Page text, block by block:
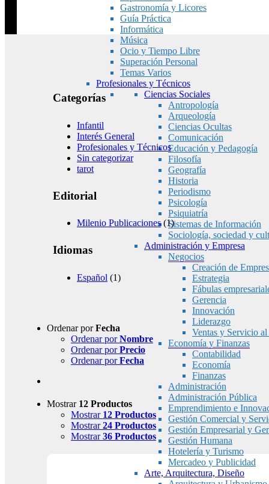
Gastronomía y Licores
Guía Práctica
Informática
Música
Ocio y Tiempo Libre
Superación Personal
Temas Varios
Profesionales y Técnicos
Ciencias Sociales
Antropología
Arqueología
Ciencias Ocultas
Comunicación
Educación y Pedagogía
Filosofía
Geografía
Historia
Periodismo
Psicología
Psiquiatría
Sistemas de Información
Sociología, sociedad y
Administración y Empresa
Negocios
Creación de
Estrategia
Fábulas
Gerencia
Innovación
Liderazgo
Ventas y Servicio
Economía y Finanzas
Contabilidad
Economía
Finanzas
Administración
Administración Pública
Emprendimiento e
Gestión Comercial y
Gestión Empresarial y
Gestión Humana
Hotelería y Turismo
Mercadeo y Publicidad
Arte, Arquitectura, Diseño
Categorías
Infantil
Interés General
Profesionales y Técnicos
Sin categorizar
tarot
Editorial
Milenio Publicaciones (1)
Idiomas
Español (1)
Ordenar porFecha
Ordenar porNombre
Ordenar porPrecio
Ordenar porFecha
Mostrar 12 Productos
Mostrar 12 Productos
Mostrar24 Productos
Mostrar36 Productos